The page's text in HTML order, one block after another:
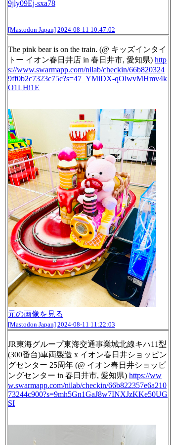
9jly09Ej-sxa78
[Mastodon Japan] 2024-08-11 10:47:02
The pink bear is on the train. (@ キッズインタイ
トー イオン春日井店 in 春日井市, 愛知県) http
s://www.swarmapp.com/nilab/checkin/66b820324
9ff0b2c7323c75c?s=47_YMiDX-qOlwvMHmv4k
O1LHi1E
元の画像を見る
[Mastodon Japan] 2024-08-11 11:22:03
JR東海グループ東海交通事業城北線キハ11型
(300番台)車両製造 x イオン春日井ショッピン
グセンター 25周年 (@ イオン春日井ショッピ
ングセンター in 春日井市, 愛知県) https://ww
w.swarmapp.com/nilab/checkin/66b822357e6a210
73244c900?s=9mh5Gn1GaJ8w7INXJzKKe50UG
SI